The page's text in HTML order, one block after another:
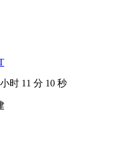
时 11 分 11 秒